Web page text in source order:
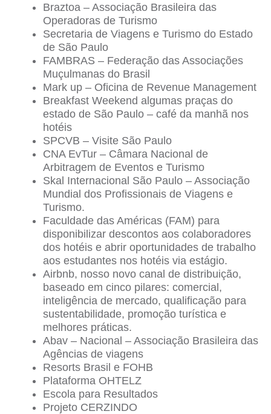
Braztoa – Associação Brasileira das
Operadoras de Turismo
Secretaria de Viagens e Turismo do Estado
de São Paulo
FAMBRAS – Federação das Associações
Muçulmanas do Brasil
Mark up – Oficina de Revenue Management
Breakfast Weekend algumas praças do
estado de São Paulo – café da manhã nos
hotéis
SPCVB – Visite São Paulo
CNA EvTur – Câmara Nacional de
Arbitragem de Eventos e Turismo
Skal Internacional São Paulo – Associação
Mundial dos Profissionais de Viagens e
Turismo.
Faculdade das Américas (FAM) para
disponibilizar descontos aos colaboradores
dos hotéis e abrir oportunidades de trabalho
aos estudantes nos hotéis via estágio.
Airbnb, nosso novo canal de distribuição,
baseado em cinco pilares: comercial,
inteligência de mercado, qualificação para
sustentabilidade, promoção turística e
melhores práticas.
Abav – Nacional – Associação Brasileira das
Agências de viagens
Resorts Brasil e FOHB
Plataforma OHTELZ
Escola para Resultados
Projeto CERZINDO